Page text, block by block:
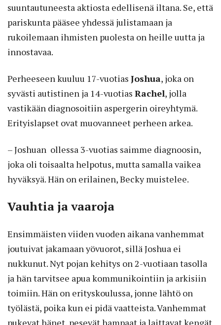
suuntautuneesta aktiosta edellisenä iltana. Se, että
pariskunta pääsee yhdessä julistamaan ja
rukoilemaan ihmisten puolesta on heille uutta ja
innostavaa.
Perheeseen kuuluu 17-vuotias ­Joshua, joka on
syvästi autistinen ja 14-vuotias Rachel, jolla
vastikään diagnosoitiin aspergerin oireyhtymä.
Erityislapset ovat muovanneet perheen arkea.
– Joshuan ollessa 3-vuotias saimme diagnoosin,
joka oli toisaalta helpotus, mutta samalla vaikea
hyväksyä. Hän on erilainen, Becky muistelee.
Vauhtia ja vaaroja
Ensimmäisten viiden vuoden aikana vanhemmat
joutuivat jakamaan yövuorot, sillä Joshua ei
nukkunut. Nyt pojan kehitys on 2-vuotiaan tasolla
ja hän tarvitsee apua kommunikointiin ja arkisiin
toimiin. Hän on erityskoulussa, jonne lähtö on
työlästä, poika kun ei pidä vaatteista. Vanhemmat
pukevat hänet, pesevät hampaat ja laittavat kengät